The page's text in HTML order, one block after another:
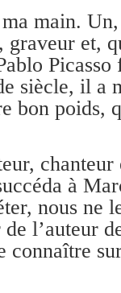
main.
et,
Picasso
siècle, il a
bon poids,
à
nous ne
l’auteur
connaître